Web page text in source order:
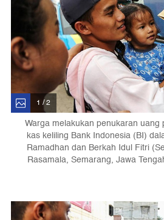
1 / 2
Warga melakukan penukaran
kas keliling Bank Indonesia (BI)
Ramadhan dan Berkah Idul Fitri
Rasamala, Semarang, Jawa